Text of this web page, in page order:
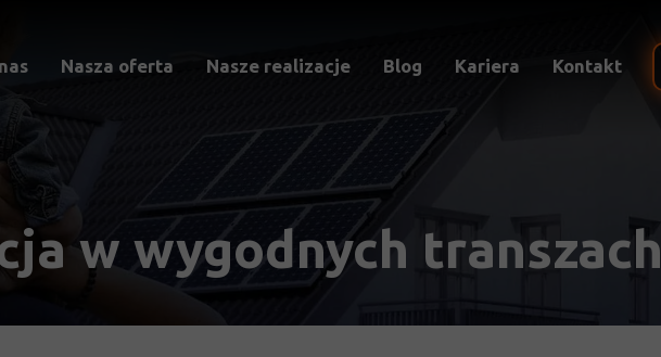
Nasza oferta
Pompy ciepła
Rekuperacje i inne
Dotacje
Nasze realizacje Blog Kariera Kontakt
w wygodnych transzach